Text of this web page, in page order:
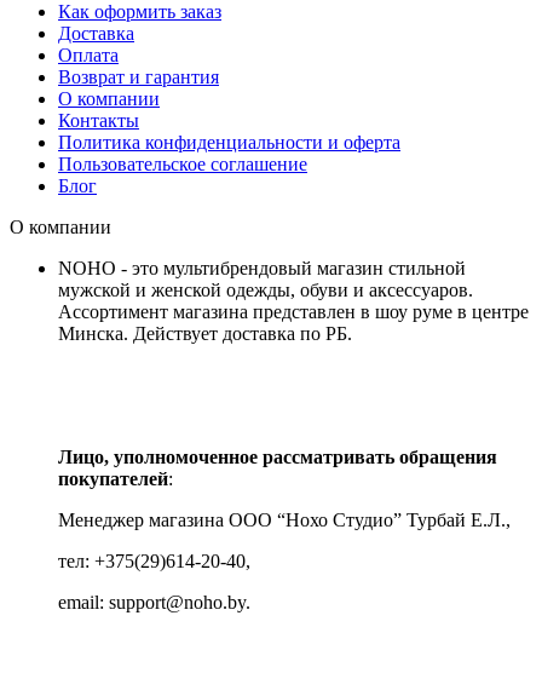
Как оформить заказ
Доставка
Оплата
Возврат и гарантия
О компании
Контакты
Политика конфиденциальности и оферта
Пользовательское соглашение
Блог
О компании
NOHO - это мультибрендовый магазин стильной
мужской и женской одежды, обуви и аксессуаров.
Ассортимент магазина представлен в шоу руме в центре
Минска. Действует доставка по РБ.
Лицо, уполномоченное рассматривать обращения
покупателей:
Менеджер магазина ООО “Нохо Студио” Турбай Е.Л.,
тел: +375(29)614-20-40,
email: support@noho.by.